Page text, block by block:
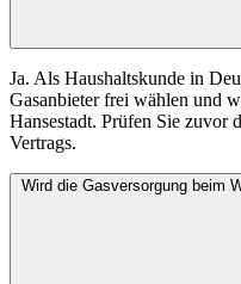
Ja. Als Haushaltskunde in
Gasanbieter frei wählen und
Hansestadt. Prüfen Sie zuvor
Vertrags.
Wird die Gasversorgung beim